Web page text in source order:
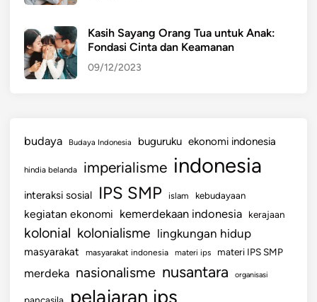
u
Kasih Sayang Orang Tua untuk Anak:
Fondasi Cinta dan Keamanan
09/12/2023
budaya Budaya Indonesia buguruku ekonomi indonesia
hindia belanda imperialisme indonesia
interaksi sosial IPS SMP islam kebudayaan
kegiatan ekonomi kemerdekaan indonesia kerajaan
kolonial kolonialisme lingkungan hidup
masyarakat masyarakat indonesia materi ips materi IPS SMP
merdeka nasionalisme nusantara organisasi
pelajaran ips